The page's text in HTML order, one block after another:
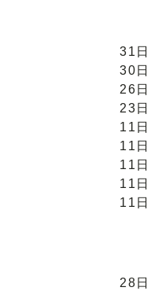
31日
30日
26日
23日
11日
11日
11日
11日
11日
28日